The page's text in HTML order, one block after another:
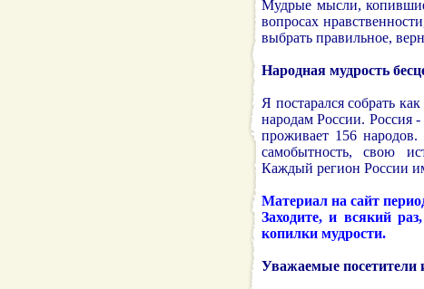
Мудрые мысли,
вопросах
выбрать правильное,
Народная мудрость
Я постарался собрать
народам России. Россия
проживает 156
самобытность, свою
Каждый регион России
Материал на сайт
Заходите, и всякий
копилки мудрости.
Уважаемые